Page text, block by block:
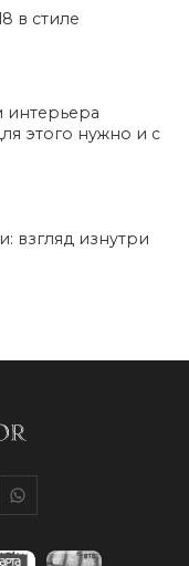
в стиле
интерьера
этого нужно и с
взгляд изнутри